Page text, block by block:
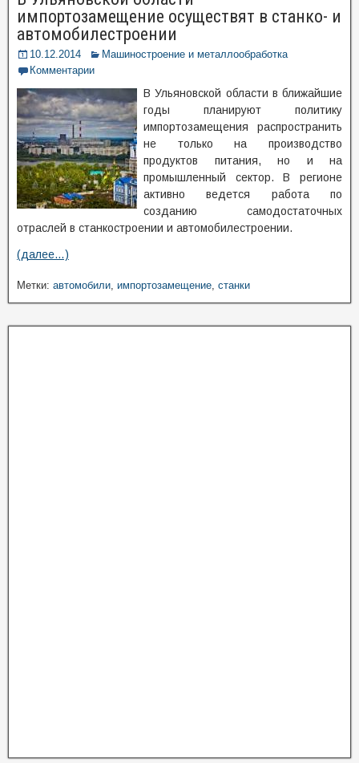
импортозамещение осуществят в станко- и
автомобилестроении
10.12.2014
Машиностроение и металлообработка
Комментарии
В Ульяновской области в ближайшие
годы планируют политику
импортозамещения распространить
не только на производство
продуктов питания, но и на
промышленный сектор. В регионе
активно ведется работа по
созданию самодостаточных
отраслей в станкостроении и автомобилестроении.
(далее…)
Метки: автомобили, импортозамещение, станки